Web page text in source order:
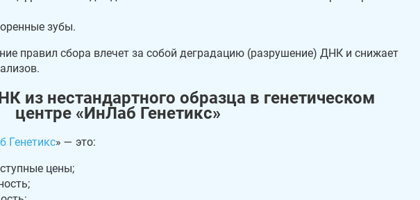
зубы.
правил сбора влечет за собой деградацию (разрушение) ДНК и снижает
из нестандартного образца в генетическом
центре «ИнЛаб Генетикс»
Генетикс» — это:
цены;